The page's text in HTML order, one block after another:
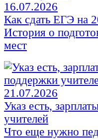
16.07.2026
Как сдать ЕГЭ на
История о
мест
21.07.2026
Указ есть,
учителей
Что еще нужно